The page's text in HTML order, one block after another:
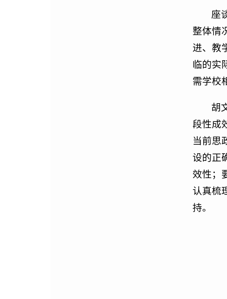
座
整体情
进、教
临的实
需学校
胡
段性成
当前思
设的正
效性；
认真梳
持。